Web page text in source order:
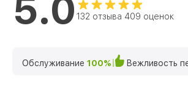
5.0 132 отзыва 409 оценок
Обслуживание 100% Вежливость